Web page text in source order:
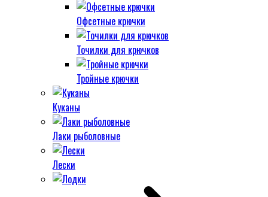
Офсетные крючки
Точилки для крючков
Тройные крючки
Куканы
Лаки рыболовные
Лески